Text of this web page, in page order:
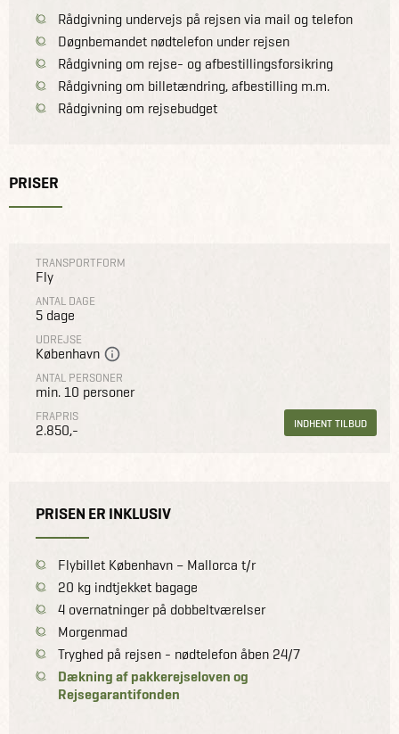
Rådgivning undervejs på rejsen via mail og telefon
Døgnbemandet nødtelefon under rejsen
Rådgivning om rejse- og afbestillingsforsikring
Rådgivning om billetændring, afbestilling m.m.
Rådgivning om rejsebudget
PRISER
TRANSPORTFORM
Fly
ANTAL DAGE
5 dage
UDREJSE
København
ANTAL PERSONER
min. 10 personer
FRAPRIS
2.850,- INDHENT TILBUD
PRISEN ER INKLUSIV
Flybillet København – Mallorca t/r
20 kg indtjekket bagage
4 overnatninger på dobbeltværelser
Morgenmad
Tryghed på rejsen - nødtelefon åben 24/7
Dækning af pakkerejseloven og
Rejsegarantifonden